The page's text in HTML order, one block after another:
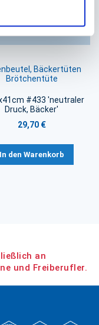
Bäckertüten
Brötchentüte
#433 'neutraler
Druck, Bäcker'
29,70 €
In den Warenkorb
an
und Freiberufler.